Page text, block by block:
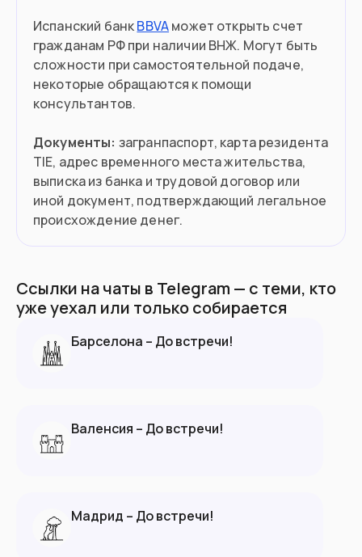
Готовы открыть свой бизнес
Или готовы жить нелегально 2 года
Въезд в страну
Документ Загранпаспорт
Виза Шенгенская виза
Испанский банкBBVAможет открыть счет
гражданам РФ при наличии ВНЖ. Могут быть
сложности при самостоятельной подаче,
некоторые обращаются к помощи
консультантов.
Документы: загранпаспорт, карта резидента
TIE, адрес временного места жительства,
выписка из банка и трудовой договор или
иной документ, подтверждающий легальное
происхождение денег.
Ссылки на чаты в Telegram — с теми, кто
уже уехал или только собирается
Барселона – До встречи!
Валенсия – До встречи!
Мадрид – До встречи!